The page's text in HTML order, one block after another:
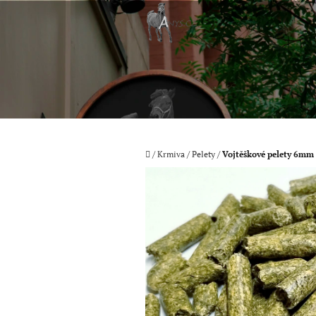
Domů
/ Krmiva / Pelety / Vojtěškové pelety 6mm